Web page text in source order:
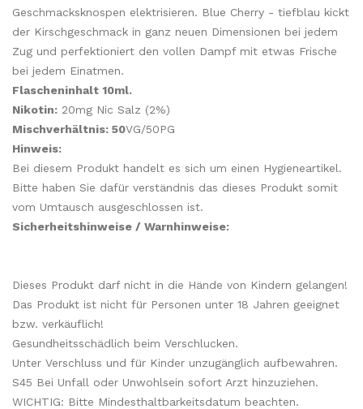
Geschmacksknospen elektrisieren. Blue Cherry - tiefblau kickt
der Kirschgeschmack in ganz neuen Dimensionen bei jedem
Zug und perfektioniert den vollen Dampf mit etwas Frische
bei jedem Einatmen.
Flascheninhalt 10ml.
Nikotin: 20mg Nic Salz (2%)
Mischverhältnis: 50VG/50PG
Hinweis:
Bei diesem Produkt handelt es sich um einen Hygieneartikel.
Bitte haben Sie dafür verständnis das dieses Produkt somit
vom Umtausch ausgeschlossen ist.
Sicherheitshinweise / Warnhinweise:
Dieses Produkt darf nicht in die Hände von Kindern gelangen!
Das Produkt ist nicht für Personen unter 18 Jahren geeignet
bzw. verkäuflich!
Gesundheitsschädlich beim Verschlucken.
Unter Verschluss und für Kinder unzugänglich aufbewahren.
S45 Bei Unfall oder Unwohlsein sofort Arzt hinzuziehen.
WICHTIG: Bitte Mindesthaltbarkeitsdatum beachten.